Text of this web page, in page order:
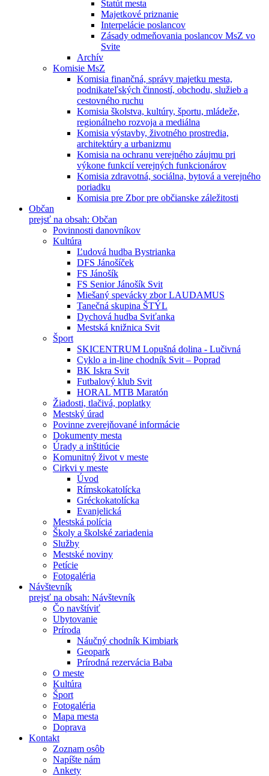
Štatút mesta
Majetkové priznanie
Interpelácie poslancov
Zásady odmeňovania poslancov MsZ vo
Svite
Archív
Komisie MsZ
Komisia finančná, správy majetku mesta,
podnikateľských činností, obchodu, služieb a
cestovného ruchu
Komisia školstva, kultúry, športu, mládeže,
regionálneho rozvoja a mediálna
Komisia výstavby, životného prostredia,
architektúry a urbanizmu
Komisia na ochranu verejného záujmu pri
výkone funkcií verejných funkcionárov
Komisia zdravotná, sociálna, bytová a verejného
poriadku
Komisia pre Zbor pre občianske záležitosti
Občan
prejsť na obsah: Občan
Povinnosti danovníkov
Kultúra
Ľudová hudba Bystrianka
DFS Jánošíček
FS Jánošík
FS Senior Jánošík Svit
Miešaný spevácky zbor LAUDAMUS
Tanečná skupina ŠTÝL
Dychová hudba Sviťanka
Mestská knižnica Svit
Šport
SKICENTRUM Lopušná dolina - Lučivná
Cyklo a in-line chodník Svit – Poprad
BK Iskra Svit
Futbalový klub Svit
HORAL MTB Maratón
Žiadosti, tlačivá, poplatky
Mestský úrad
Povinne zverejňované informácie
Dokumenty mesta
Úrady a inštitúcie
Komunitný život v meste
Cirkvi v meste
Úvod
Rímskokatolícka
Gréckokatolícka
Evanjelická
Mestská polícia
Školy a školské zariadenia
Služby
Mestské noviny
Petície
Fotogaléria
Návštevník
prejsť na obsah: Návštevník
Čo navštíviť
Ubytovanie
Príroda
Náučný chodník Kimbiark
Geopark
Prírodná rezervácia Baba
O meste
Kultúra
Šport
Fotogaléria
Mapa mesta
Doprava
Kontakt
Zoznam osôb
Napíšte nám
Ankety